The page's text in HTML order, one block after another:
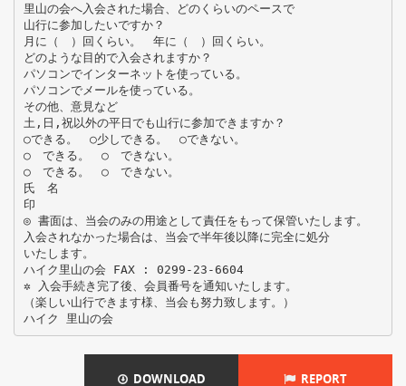
里山の会へ入会された場合、どのくらいのペースで
山行に参加したいですか？
月に（ ）回くらい。 年に（ ）回くらい。
どのような目的で入会されますか？
パソコンでインターネットを使っている。
パソコンでメールを使っている。
その他、意見など
土,日,祝以外の平日でも山行に参加できますか？
○できる。 ○少しできる。 ○できない。
○ できる。 ○ できない。
○ できる。 ○ できない。
氏 名
印
◎ 書面は、当会のみの用途として責任をもって保管いたします。
入会されなかった場合は、当会で半年後以降に完全に処分
いたします。
ハイク里山の会 FAX : 0299-23-6604
✲ 入会手続き完了後、会員番号を通知いたします。
（楽しい山行できます様、当会も努力致します。）
DOWNLOAD REPORT